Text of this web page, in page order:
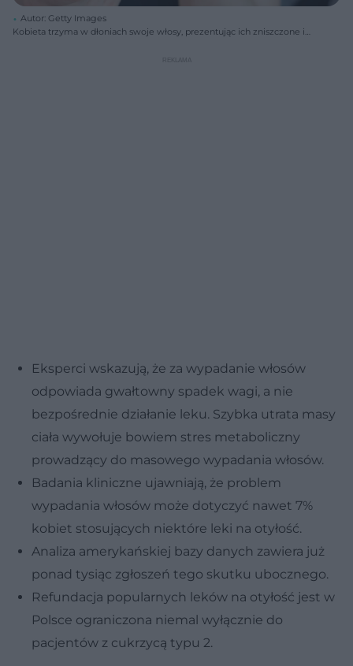
Autor: Getty Images
Kobieta trzyma w dłoniach swoje włosy, prezentując ich zniszczone i
poprawić ich kondycję. Więcej o problemach z wypadaniem włosów
Eksperci wskazują, że za wypadanie włosów
odpowiada gwałtowny spadek wagi, a nie
bezpośrednie działanie leku. Szybka utrata masy
ciała wywołuje bowiem stres metaboliczny
prowadzący do masowego wypadania włosów.
Badania kliniczne ujawniają, że problem
wypadania włosów może dotyczyć nawet 7%
kobiet stosujących niektóre leki na otyłość.
Analiza amerykańskiej bazy danych zawiera już
ponad tysiąc zgłoszeń tego skutku ubocznego.
Refundacja popularnych leków na otyłość jest w
Polsce ograniczona niemal wyłącznie do
pacjentów z cukrzycą typu 2.